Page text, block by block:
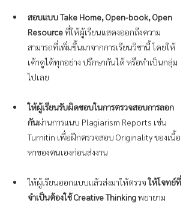
สอบแบบ Take Home, Open-book, Open
Resource ที่ให้ผู้เรียนแสดงออกถึงความ
สามารถที่เพิ่มขึ้นมาจากการเรียนวิชานี้ โดยให้
เค้าดูได้ทุกอย่าง ปรึกษากันได้ หรือทำเป็นกลุ่ม
ไปเลย
ให้ผู้เรียนรับผิดชอบในการตรวจสอบการลอก
กันผ่านการแนบ Plagiarism Reports เช่น
Turnitin เพื่อฝึกตรวจสอบ Originality ของเนี้อ
หาของตนเองก่อนส่งงาน
ให้ผู้เรียนออกแบบแล้วส่งมาให้ตรวจ ให้โจทย์ที่
จำเป็นต้องใช้ Creative Thinking พยายาม